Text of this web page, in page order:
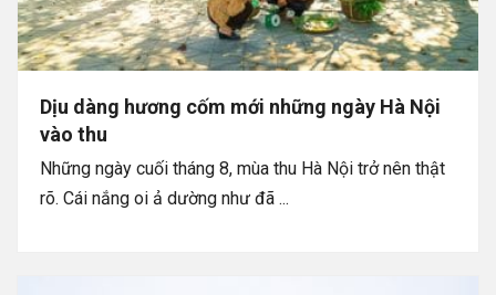
Dịu dàng hương cốm mới những ngày Hà Nội
vào thu
Những ngày cuối tháng 8, mùa thu Hà Nội trở nên thật
rõ. Cái nắng oi ả dường như đã ...